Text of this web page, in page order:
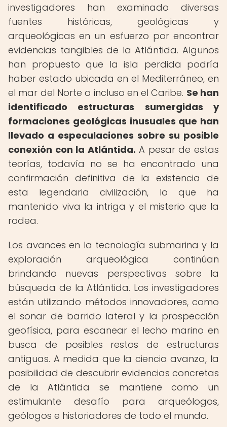
investigadores han examinado diversas
fuentes históricas, geológicas y
arqueológicas en un esfuerzo por encontrar
evidencias tangibles de la Atlántida. Algunos
han propuesto que la isla perdida podría
haber estado ubicada en el Mediterráneo, en
el mar del Norte o incluso en el Caribe. Se han
identificado estructuras sumergidas y
formaciones geológicas inusuales que han
llevado a especulaciones sobre su posible
conexión con la Atlántida. A pesar de estas
teorías, todavía no se ha encontrado una
confirmación definitiva de la existencia de
esta legendaria civilización, lo que ha
mantenido viva la intriga y el misterio que la
rodea.
Los avances en la tecnología submarina y la
exploración arqueológica continúan
brindando nuevas perspectivas sobre la
búsqueda de la Atlántida. Los investigadores
están utilizando métodos innovadores, como
el sonar de barrido lateral y la prospección
geofísica, para escanear el lecho marino en
busca de posibles restos de estructuras
antiguas. A medida que la ciencia avanza, la
posibilidad de descubrir evidencias concretas
de la Atlántida se mantiene como un
estimulante desafío para arqueólogos,
geólogos e historiadores de todo el mundo.